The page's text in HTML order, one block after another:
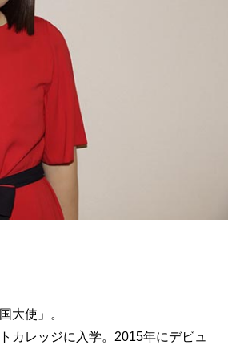
大使」。
カレッジに入学。2015年にデビュ